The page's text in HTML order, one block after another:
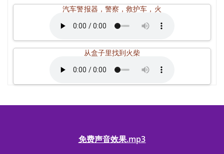
汽车警报器，警察，救护车，火
从盒子里找到火柴
免费声音效果.mp3